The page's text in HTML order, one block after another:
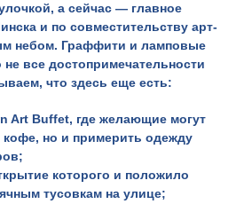
а сейчас — главное
и по совместительству арт-
небом. Граффити и ламповые
все достопримечательности
что здесь еще есть:
Art Buffet, где желающие могут
кофе, но и примерить одежду
которого и положило
тусовкам на улице;